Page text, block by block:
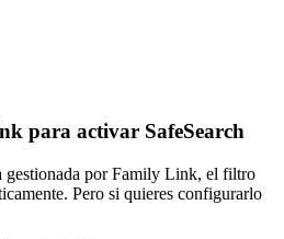
para activar SafeSearch
gestionada por Family Link, el filtro
Pero si quieres configurarlo